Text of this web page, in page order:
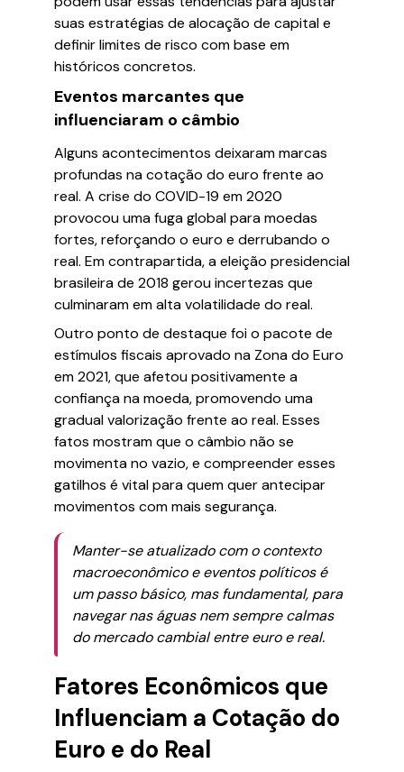
suas estratégias de alocação de capital e
definir limites de risco com base em
históricos concretos.
Eventos marcantes que
influenciaram o câmbio
Alguns acontecimentos deixaram marcas
profundas na cotação do euro frente ao
real. A crise do COVID-19 em 2020
provocou uma fuga global para moedas
fortes, reforçando o euro e derrubando o
real. Em contrapartida, a eleição presidencial
brasileira de 2018 gerou incertezas que
culminaram em alta volatilidade do real.
Outro ponto de destaque foi o pacote de
estímulos fiscais aprovado na Zona do Euro
em 2021, que afetou positivamente a
confiança na moeda, promovendo uma
gradual valorização frente ao real. Esses
fatos mostram que o câmbio não se
movimenta no vazio, e compreender esses
gatilhos é vital para quem quer antecipar
movimentos com mais segurança.
Manter-se atualizado com o contexto
macroeconômico e eventos políticos é
um passo básico, mas fundamental, para
navegar nas águas nem sempre calmas
do mercado cambial entre euro e real.
Fatores Econômicos que
Influenciam a Cotação do
Euro e do Real